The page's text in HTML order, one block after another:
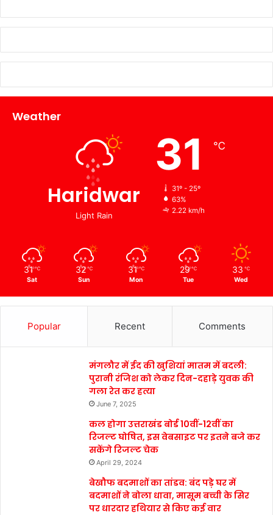
Weather
Haridwar
Light Rain
31 ℃
31º - 25º
63%
2.22 km/h
31 ℃
Sat
32 ℃
Sun
31 ℃
Mon
29 ℃
Tue
33 ℃
Wed
Popular Recent Comments
मंगलौर में ईद की खुशियां मातम में बदली:
पुरानी रंजिश को लेकर दिन-दहाड़े युवक की
गला रेत कर हत्या
June 7, 2025
कल होगा उत्तराखंड बोर्ड 10वीं-12वीं का
रिजल्ट घोषित, इस वेबसाइट पर इतने बजे कर
सकेंगे रिजल्ट चेक
April 29, 2024
बेखौफ बदमाशों का तांडव: बंद पड़े घर में
बदमाशों ने बोला धावा, मासूम बच्ची के सिर
पर धारदार हथियार से किए कई वार